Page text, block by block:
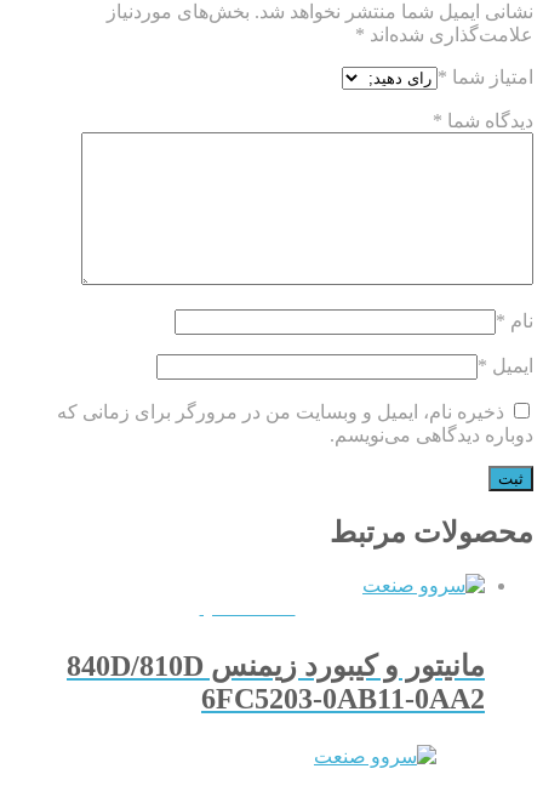
نشانی ایمیل شما منتشر نخواهد شد. بخش‌های موردنیاز
علامت‌گذاری شده‌اند *
امتیاز شما *
دیدگاه شما *
نام *
ایمیل *
ذخیره نام، ایمیل و وبسایت من در مرورگر برای زمانی که
دوباره دیدگاهی می‌نویسم.
محصولات مرتبط
مانیتور و کیبورد زیمنس 840D/810D
6FC5203-0AB11-0AA2